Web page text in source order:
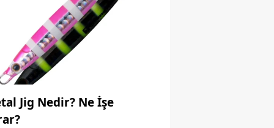
Batman
Şırnak
Jig Nedir? Ne İşe